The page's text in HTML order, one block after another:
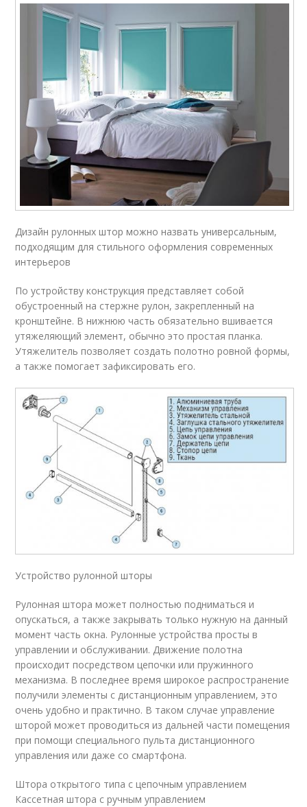
Дизайн рулонных штор можно назвать универсальным,
подходящим для стильного оформления современных
интерьеров
По устройству конструкция представляет собой
обустроенный на стержне рулон, закрепленный на
кронштейне. В нижнюю часть обязательно вшивается
утяжеляющий элемент, обычно это простая планка.
Утяжелитель позволяет создать полотно ровной формы,
а также помогает зафиксировать его.
Устройство рулонной шторы
Рулонная штора может полностью подниматься и
опускаться, а также закрывать только нужную на данный
момент часть окна. Рулонные устройства просты в
управлении и обслуживании. Движение полотна
происходит посредством цепочки или пружинного
механизма. В последнее время широкое распространение
получили элементы с дистанционным управлением, это
очень удобно и практично. В таком случае управление
шторой может проводиться из дальней части помещения
при помощи специального пульта дистанционного
управления или даже со смартфона.
Штора открытого типа с цепочным управлением
Кассетная штора с ручным управлением